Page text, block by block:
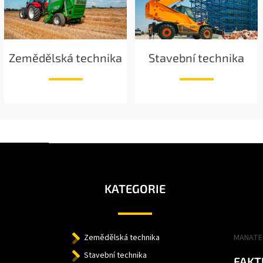
Zemědělská technika Stavební technika
KATEGORIE
Zemědělská technika
Stavební technika